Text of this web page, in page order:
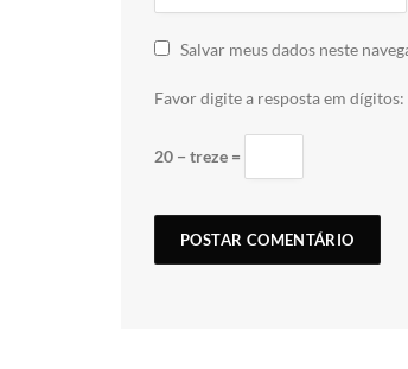
Salvar meus dados neste
Favor digite a resposta em dígitos:
20 − treze =